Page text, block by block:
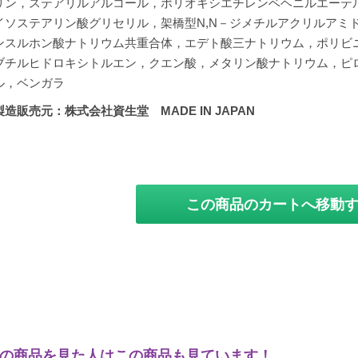
ン，ステアリルアルコール，ポリオキシエチレンベヘニルエー
ソステアリン酸グリセリル，架橋型N,N－ジメチルアクリルアミ
スルホン酸ナトリウム共重合体，エデト酸三ナトリウム，ポリ
チルヒドロキシトルエン，クエン酸，メタリン酸ナトリウム，
，ベンガラ
造販売元：株式会社資生堂 MADE IN JAPAN
この商品のカートへ移動